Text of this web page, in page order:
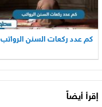
كم عدد ركعات السنن الرواتب
إقرأ أيضاً